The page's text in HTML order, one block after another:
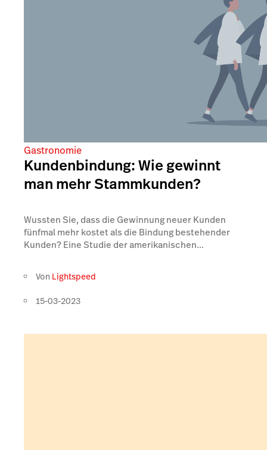
Gastronomie
Kundenbindung: Wie gewinnt
man mehr Stammkunden?
Wussten Sie, dass die Gewinnung neuer Kunden
fünfmal mehr kostet als die Bindung bestehender
Kunden? Eine Studie der amerikanischen...
Von Lightspeed
15-03-2023